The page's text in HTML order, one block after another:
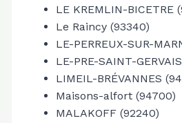
LE KREMLIN-BICETRE
Le Raincy (93340)
LE-PERREUX-SUR-
LE-PRE-SAINT-
LIMEIL-BRÉVANNES
Maisons-alfort (94700)
MALAKOFF (92240)